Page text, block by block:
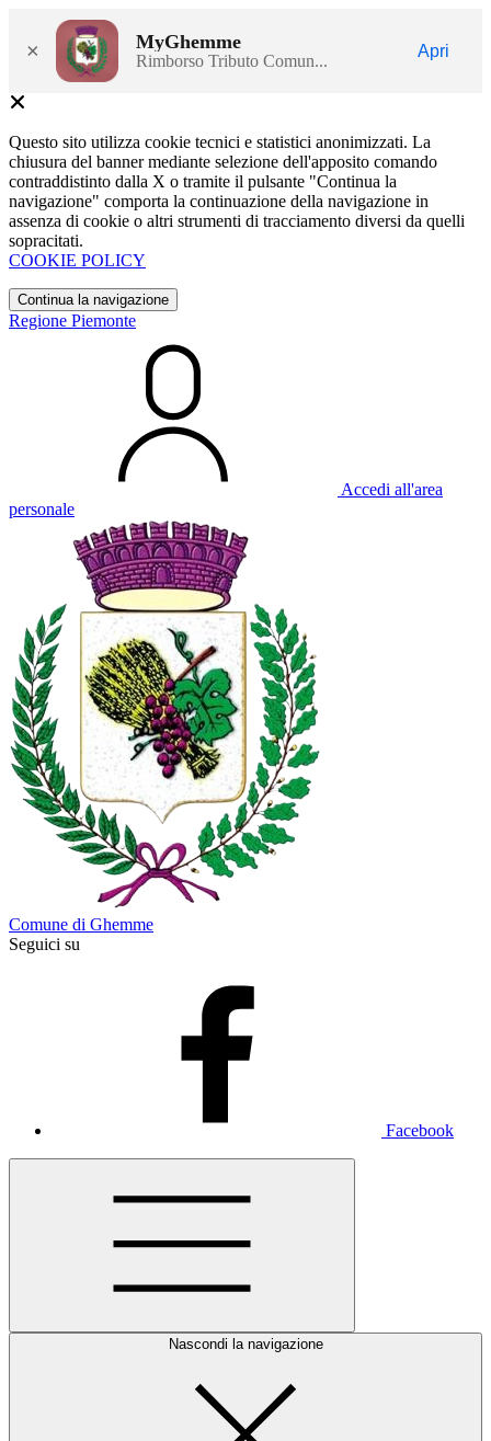
× MyGhemme
Rimborso Tributo Comun...
Apri
Questo sito utilizza cookie tecnici e statistici anonimizzati. La
chiusura del banner mediante selezione dell'apposito comando
contraddistinto dalla X o tramite il pulsante "Continua la
navigazione" comporta la continuazione della navigazione in
assenza di cookie o altri strumenti di tracciamento diversi da quelli
sopracitati.
COOKIE POLICY
Continua la navigazione
Regione Piemonte
Accedi all'area
personale
Comune di Ghemme
Seguici su
Facebook
Nascondi la navigazione